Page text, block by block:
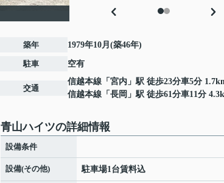
築年 1979年10月(築46年)
駐車 空有
交通
信越本線 「 宮内 」駅 徒歩23分車5分
信越本線 「 長岡 」駅 徒歩61分車11分
青山ハイツの詳細情報
設備条件
設備(その他) 駐車場1台賃料込